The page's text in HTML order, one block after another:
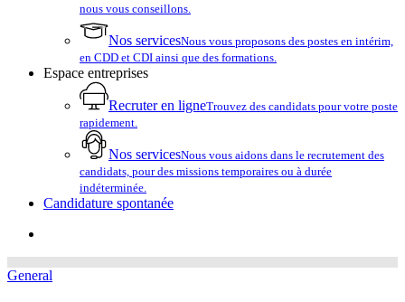
nous vous conseillons.
Nos servicesNous vous proposons des postes en intérim,
en CDD et CDI ainsi que des formations.
Espace entreprises
Recruter en ligneTrouvez des candidats pour votre poste
rapidement.
Nos servicesNous vous aidons dans le recrutement des
candidats, pour des missions temporaires ou à durée
indéterminée.
Candidature spontanée
General